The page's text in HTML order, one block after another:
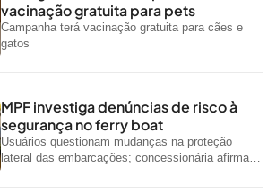
vacinação gratuita para pets
Campanha terá vacinação gratuita para cães e
gatos
MPF investiga denúncias de risco à
segurança no ferry boat
Usuários questionam mudanças na proteção
lateral das embarcações; concessionária afirma